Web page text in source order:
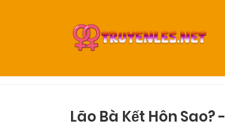
Lão Bà Kết Hôn